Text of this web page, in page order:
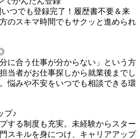
いつでも登録完了！履歴書不要＆来
のスキマ時間でもサクッと進められ
に合う仕事が分からない」という方
当者がお仕事探しから就業後までし
悩みや不安をいつでも相談できる環
プ♪
する制度も充実。未経験からスター
スキルを身につけ、キャリアアップ